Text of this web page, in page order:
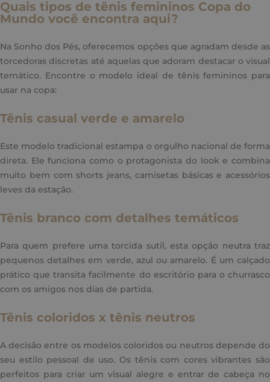
Quais tipos de tênis femininos Copa do
Mundo você encontra aqui?
Na Sonho dos Pés, oferecemos opções que agradam desde as
torcedoras discretas até aquelas que adoram destacar o visual
temático. Encontre o modelo ideal de tênis femininos para
usar na copa:
Tênis casual verde e amarelo
Este modelo tradicional estampa o orgulho nacional de forma
direta. Ele funciona como o protagonista do look e combina
muito bem com shorts jeans, camisetas básicas e acessórios
leves da estação.
Tênis branco com detalhes temáticos
Para quem prefere uma torcida sutil, esta opção neutra traz
pequenos detalhes em verde, azul ou amarelo. É um calçado
prático que transita facilmente do escritório para o churrasco
com os amigos nos dias de partida.
Tênis coloridos x tênis neutros
A decisão entre os modelos coloridos ou neutros depende do
seu estilo pessoal de uso. Os tênis com cores vibrantes são
perfeitos para criar um visual alegre e entrar de cabeça no